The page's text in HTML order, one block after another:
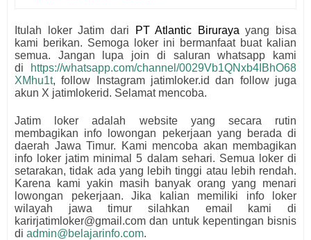
Itulah loker Jatim dari PT Atlantic Biruraya yang bisa
kami berikan. Semoga loker ini bermanfaat buat kalian
semua. Jangan lupa join di saluran whatsapp kami
di
https://whatsapp.com/channel/0029Vb1QNxb4IBhO68
XMhu1t, follow Instagram jatimloker.id dan follow juga
akun X jatimlokerid. Selamat mencoba.
Jatim loker adalah website yang secara rutin
membagikan info lowongan pekerjaan yang berada di
daerah Jawa Timur. Kami mencoba akan membagikan
info loker jatim minimal 5 dalam sehari. Semua loker di
setarakan, tidak ada yang lebih tinggi atau lebih rendah.
Karena kami yakin masih banyak orang yang menari
lowongan pekerjaan. Jika kalian memiliki info loker
wilayah jawa timur silahkan email kami di
karirjatimloker@gmail.com dan untuk kepentingan bisnis
di admin@belajarinfo.com.